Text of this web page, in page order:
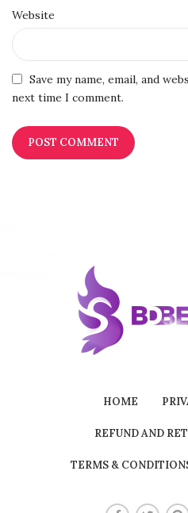
Website
Save my name, email, and
next time I comment.
HOME
REFUND AND
TERMS &